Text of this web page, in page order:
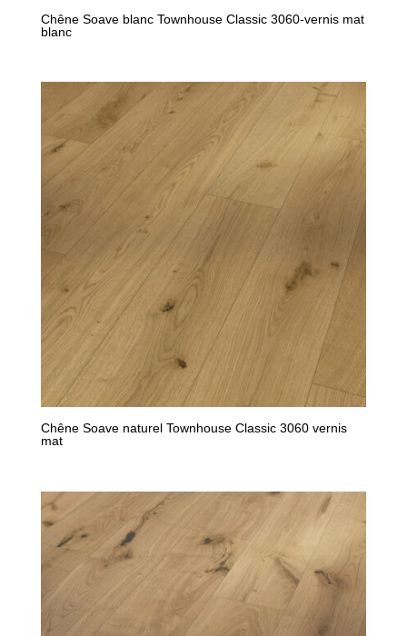
Chêne Soave blanc Townhouse Classic 3060-vernis mat
blanc
Chêne Soave naturel Townhouse Classic 3060 vernis
mat